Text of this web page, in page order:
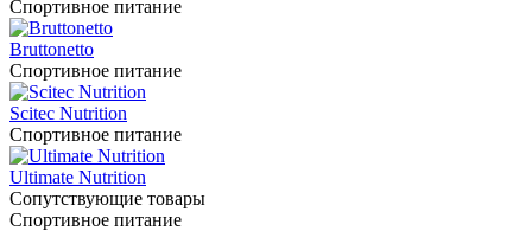
Спортивное питание
Bruttonetto
Спортивное питание
Scitec Nutrition
Спортивное питание
Ultimate Nutrition
Сопутствующие товары
Спортивное питание